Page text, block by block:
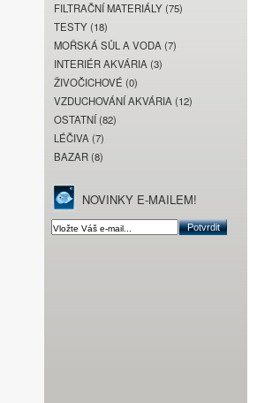
FILTRAČNÍ MATERIÁLY (75)
TESTY (18)
MOŘSKÁ SŮL A VODA (7)
INTERIÉR AKVÁRIA (3)
ŽIVOČICHOVÉ (0)
VZDUCHOVÁNÍ AKVÁRIA (12)
OSTATNÍ (82)
LÉČIVA (7)
BAZAR (8)
NOVINKY E-MAILEM!